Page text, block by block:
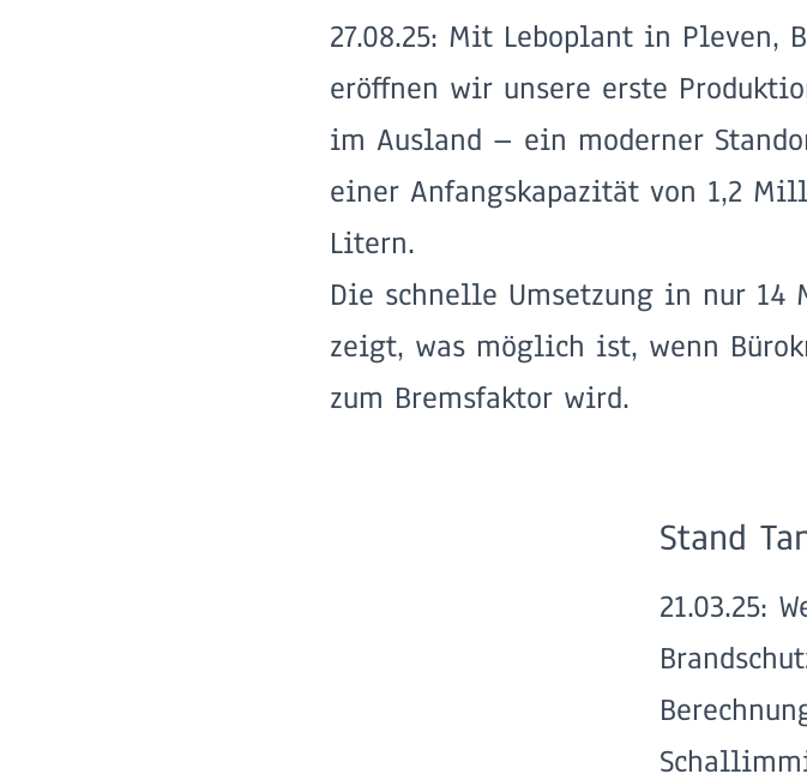
27.08.25: Mit Leboplant in Pleven,
eröffnen wir unsere erste
im Ausland – ein moderner
einer Anfangskapazität von 1,2
Litern.
Die schnelle Umsetzung in nur 14
zeigt, was möglich ist, wenn
zum Bremsfaktor wird.
Stand
21.03.25: